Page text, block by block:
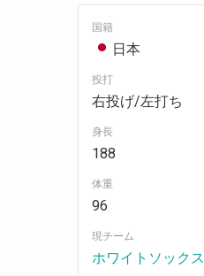
国籍
日本
投打
右投げ/左打ち
身長
188
体重
96
現チーム
ホワイトソックス